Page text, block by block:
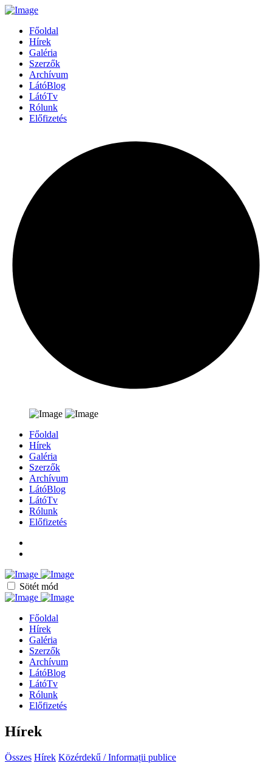
Főoldal
Hírek
Galéria
Szerzők
Archívum
LátóBlog
LátóTv
Rólunk
Előfizetés
Főoldal
Hírek
Galéria
Szerzők
Archívum
LátóBlog
LátóTv
Rólunk
Előfizetés
Sötét mód
Főoldal
Hírek
Galéria
Szerzők
Archívum
LátóBlog
LátóTv
Rólunk
Előfizetés
Hírek
Összes Hírek Közérdekű / Informații publice